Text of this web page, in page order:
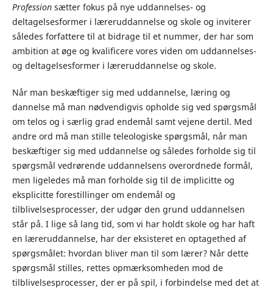
Professionsætter fokus på nye uddannelses- og
deltagelsesformer i læreruddannelse og skole og inviterer
således forfattere til at bidrage til et nummer, der har som
ambition at øge og kvalificere vores viden om uddannelses-
og deltagelsesformer i læreruddannelse og skole.
Når man beskæftiger sig med uddannelse, læring og
dannelse må man nødvendigvis opholde sig ved spørgsmål
om telos og i særlig grad endemål samt vejene dertil. Med
andre ord må man stille teleologiske spørgsmål, når man
beskæftiger sig med uddannelse og således forholde sig til
spørgsmål vedrørende uddannelsens overordnede formål,
men ligeledes må man forholde sig til de implicitte og
eksplicitte forestillinger om endemål og
tilblivelsesprocesser, der udgør den grund uddannelsen
står på. I lige så lang tid, som vi har holdt skole og har haft
en læreruddannelse, har der eksisteret en optagethed af
spørgsmålet: hvordan bliver man til som lærer? Når dette
spørgsmål stilles, rettes opmærksomheden mod de
tilblivelsesprocesser, der er på spil, i forbindelse med det at